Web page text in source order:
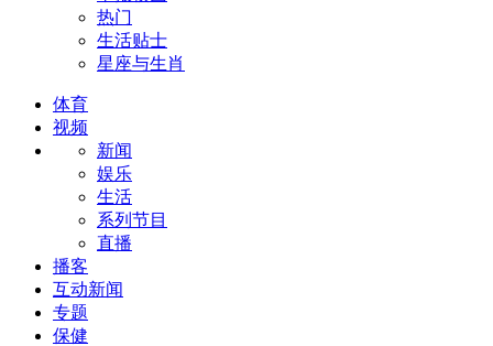
热门
生活贴士
星座与生肖
体育
视频
新闻
娱乐
生活
系列节目
直播
播客
互动新闻
专题
保健